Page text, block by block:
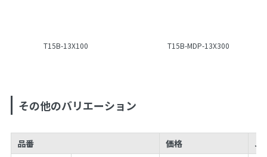
T15B-13X100 T15B-MDP-13X300
その他のバリエーション
品番 価格